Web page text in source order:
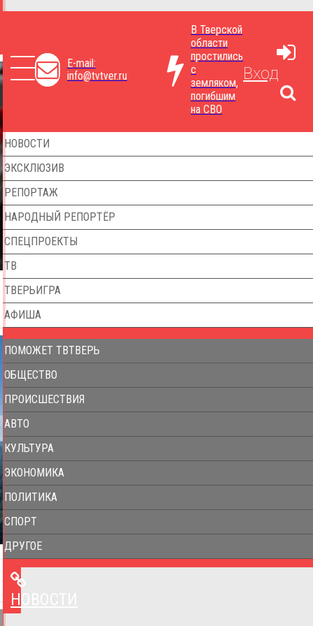
E-mail:
info@tvtver.ru
В Тверской
области
простились
с
земляком,
погибшим
на СВО
Вход
НОВОСТИ
ЭКСКЛЮЗИВ
РЕПОРТАЖ
НАРОДНЫЙ РЕПОРТЁР
СПЕЦПРОЕКТЫ
ТВ
ТВЕРЬИГРА
АФИША
ПОМОЖЕТ ТВТВЕРЬ
ОБЩЕСТВО
ПРОИСШЕСТВИЯ
АВТО
КУЛЬТУРА
ЭКОНОМИКА
ПОЛИТИКА
СПОРТ
ДРУГОЕ
НОВОСТИ